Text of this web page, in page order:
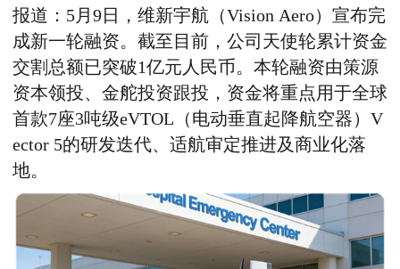
报道：5月9日， 维新宇航（Vision Aero）宣布完
成新一轮融资。 截至目前，公司天使轮累计资金
交割总额已突破1亿元人民币。 本轮融资由策源
资本领投、金舵投资跟投 ， 资金将重点用于全球
首款7座3吨级eVTOL （电动垂直起降航空器） V
ector 5的研发迭代、适航审定推进及商业化落
地。